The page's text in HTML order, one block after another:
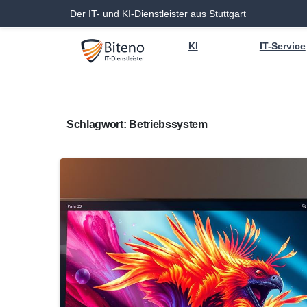
Der IT- und KI-Dienstleister aus Stuttgart
KI IT-Service
Schlagwort: Betriebssystem